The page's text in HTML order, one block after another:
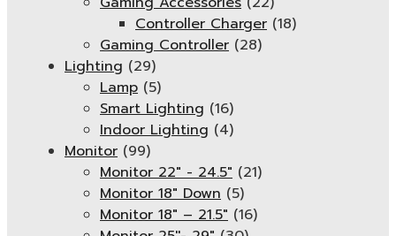
Controller Charger (18)
Gaming Controller (28)
Lighting (29)
Lamp (5)
Smart Lighting (16)
Indoor Lighting (4)
Monitor (99)
Monitor 22" - 24.5" (21)
Monitor 18" Down (5)
Monitor 18″ – 21.5″ (16)